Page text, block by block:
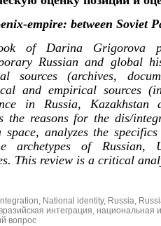
empire: between Soviet
of Darina Grigorova
Russian and global
sources (archives,
and empirical sources
in Russia,
the reasons for the dis/
space, analyzes the
archetypes of Russian,
This review is a critical
National identity, Russia
интеграция национальная
вопрос